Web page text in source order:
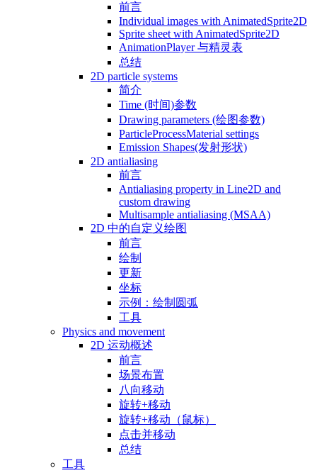
前言
Individual images with AnimatedSprite2D
Sprite sheet with AnimatedSprite2D
AnimationPlayer 与精灵表
总结
2D particle systems
简介
Time (时间)参数
Drawing parameters (绘图参数)
ParticleProcessMaterial settings
Emission Shapes(发射形状)
2D antialiasing
前言
Antialiasing property in Line2D and
custom drawing
Multisample antialiasing (MSAA)
2D 中的自定义绘图
前言
绘制
更新
坐标
示例：绘制圆弧
工具
Physics and movement
2D 运动概述
前言
场景布置
八向移动
旋转+移动
旋转+移动（鼠标）
点击并移动
总结
工具